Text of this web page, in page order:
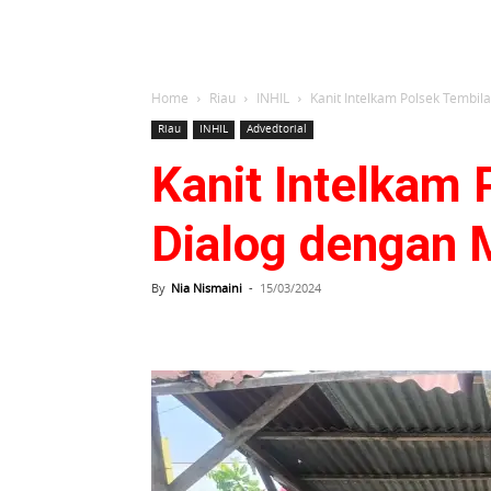
Home Riau INHIL Kanit Intelkam Polsek
Riau INHIL Advedtorial
Kanit Intelkam
Dialog dengan
By Nia Nismaini - 15/03/2024